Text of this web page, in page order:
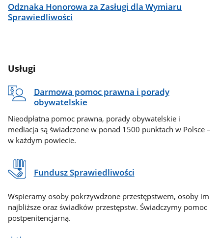
Odznaka Honorowa za Zasługi dla Wymiaru
Sprawiedliwości
Usługi
Darmowa pomoc prawna i porady
obywatelskie
Nieodpłatna pomoc prawna, porady obywatelskie i
mediacja są świadczone w ponad 1500 punktach w Polsce –
w każdym powiecie.
Fundusz Sprawiedliwości
Wspieramy osoby pokrzywdzone przestępstwem, osoby im
najbliższe oraz świadków przestępstw. Świadczymy pomoc
postpenitencjarną.